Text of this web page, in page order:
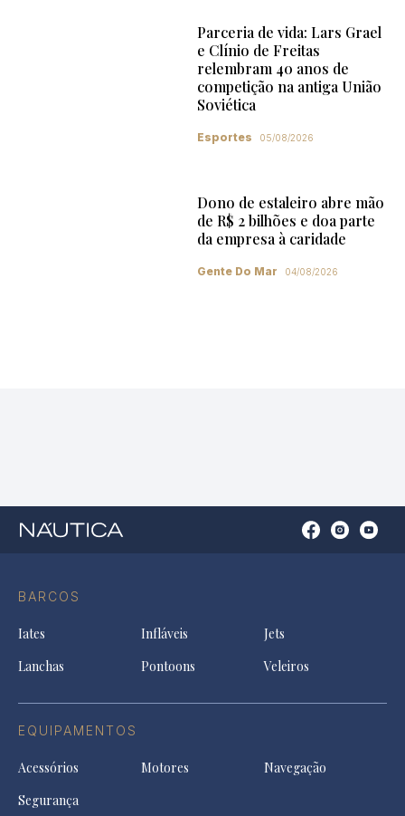
Parceria de vida: Lars Grael
e Clínio de Freitas
relembram 40 anos de
competição na antiga União
Soviética
Esportes 05/08/2026
Dono de estaleiro abre mão
de R$ 2 bilhões e doa parte
da empresa à caridade
Gente Do Mar 04/08/2026
BARCOS
Iates Infláveis
Jets
Lanchas
Pontoons Veleiros
EQUIPAMENTOS
Acessórios Motores
Navegação
Segurança
OpenOpenOpen